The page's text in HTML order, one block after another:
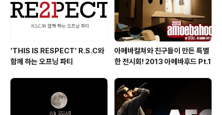
'THIS IS RESPECT' R.S.C와
함께 하는 오프닝 파티
아메바컬쳐와 친구들이 만든 특별
한 전시회! 2013 아메바후드 Pt.1